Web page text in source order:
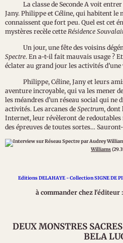
La classe de Seconde A voit entrer
Jany. Philippe et Céline, qui habitent le
connaissent que fort peu. Quel est cet
mystères recèle cette Résidence
Un jour, une fête des voisins
Spectre. En a-t-il fait mauvais usage ?
éclater au grand jour les activités
Philippe, Céline, Jany et leurs amis
aventure incroyable, qui va les mener
les méandres d’un réseau social qui ne
activités. Les arcanes de Spectrum, dont
Internet, leur révèleront de
des épreuves de toutes sortes…
Williams
Editions DELAHAYE - Collection SIGNE DE
à commander chez l'éditeur :
DEUX MONSTRES
BELA